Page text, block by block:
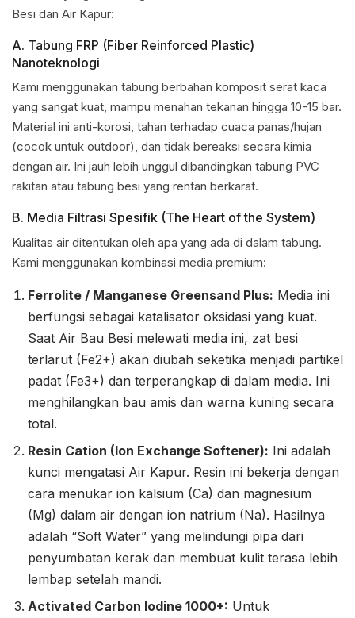
Besi dan Air Kapur:
A. Tabung FRP (Fiber Reinforced Plastic)
Nanoteknologi
Kami menggunakan tabung berbahan komposit serat kaca
yang sangat kuat, mampu menahan tekanan hingga 10-15 bar.
Material ini anti-korosi, tahan terhadap cuaca panas/hujan
(cocok untuk outdoor), dan tidak bereaksi secara kimia
dengan air. Ini jauh lebih unggul dibandingkan tabung PVC
rakitan atau tabung besi yang rentan berkarat.
B. Media Filtrasi Spesifik (The Heart of the System)
Kualitas air ditentukan oleh apa yang ada di dalam tabung.
Kami menggunakan kombinasi media premium:
Ferrolite / Manganese Greensand Plus: Media ini
berfungsi sebagai katalisator oksidasi yang kuat.
Saat Air Bau Besi melewati media ini, zat besi
terlarut (Fe2+) akan diubah seketika menjadi partikel
padat (Fe3+) dan terperangkap di dalam media. Ini
menghilangkan bau amis dan warna kuning secara
total.
Resin Cation (Ion Exchange Softener): Ini adalah
kunci mengatasi Air Kapur. Resin ini bekerja dengan
cara menukar ion kalsium (Ca) dan magnesium
(Mg) dalam air dengan ion natrium (Na). Hasilnya
adalah “Soft Water” yang melindungi pipa dari
penyumbatan kerak dan membuat kulit terasa lebih
lembap setelah mandi.
Activated Carbon Iodine 1000+: Untuk